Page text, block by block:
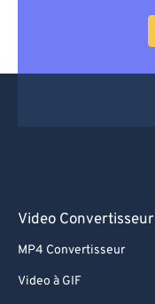
Video Convertisseur
MP4 Convertisseur
Video à GIF